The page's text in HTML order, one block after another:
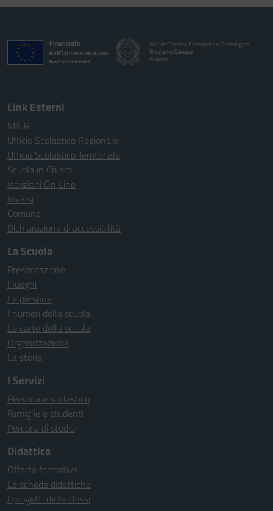
Istituto Tecnico Economico e Tecnologico
Girolamo Caruso
Alcamo
Link Esterni
MIUR
Ufficio Scolastico Regionale
Ufficio Scolastico Territoriale
Scuola in Chiaro
Iscrizioni On Line
Invalsi
Comune
Dichiarazione di accessibilità
La Scuola
Presentazione
I luoghi
Le persone
I numeri della scuola
Le carte della scuola
Organizzazione
La storia
I Servizi
Personale scolastico
Famiglie e studenti
Percorsi di studio
Didattica
Offerta formativa
Le schede didattiche
I progetti delle classi